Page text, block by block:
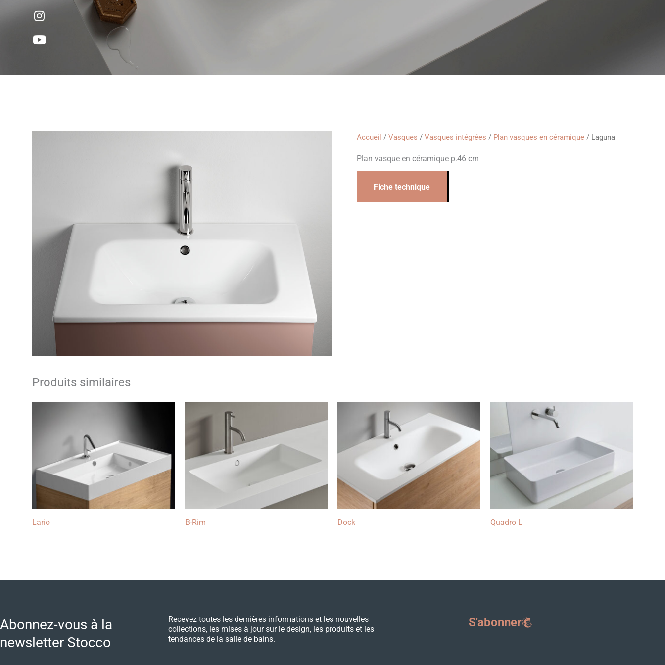
Accueil / Vasques / Vasques intégrées / Plan vasques en céramique/ Laguna
Plan vasque en céramique p.46 cm
Fiche technique
Produits similaires
Lario B-Rim Dock Quadro L
Abonnez-vous à la
newsletter Stocco
Recevez toutes les dernières informations et les nouvelles
collections, les mises à jour sur le design, les produits et les
tendances de la salle de bains.
S'abonner